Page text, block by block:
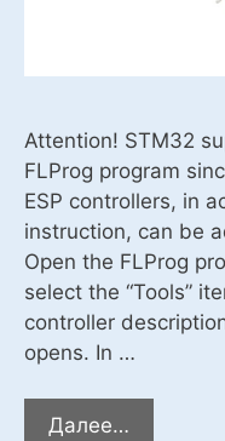
Attention! STM32
FLProg program
ESP controllers, in
instruction, can be
Open the FLProg
select the “Tools”
controller
opens. In …
Далее…